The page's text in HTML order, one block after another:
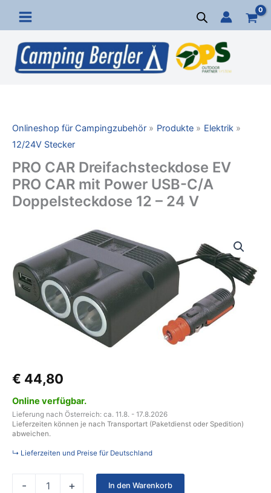
Inhalt
springen
Onlineshop für Campingzubehör Produkte
Elektrik
12/24V Stecker
PRO CAR Dreifachsteckdose EV
PRO CAR mit Power USB-C/A
Doppelsteckdose 12 – 24 V
€ 44,80
Online verfügbar.
Lieferung nach Österreich: ca. 11.8. - 17.8.2026
Lieferzeiten können je nach Transportart (Paketdienst oder Spedition)
abweichen.
↳ Lieferzeiten und Preise für Deutschland
-
Dreifachsteckdose
EV
PRO
CAR
-
V
Menge
+ In den Warenkorb